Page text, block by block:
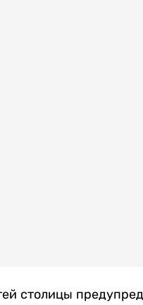
столицы